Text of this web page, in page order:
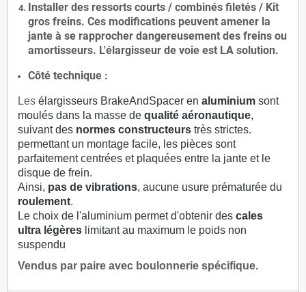
Installer des ressorts courts / combinés filetés / Kit
gros freins. Ces modifications peuvent amener la
jante à se rapprocher dangereusement des freins ou
amortisseurs. L'élargisseur de voie est LA solution.
Côté technique :
Les élargisseurs BrakeAndSpacer en aluminium sont
moulés dans la masse de qualité aéronautique,
suivant des normes constructeurs très strictes.
permettant un montage facile, les pièces sont
parfaitement centrées et plaquées entre la jante et le
disque de frein.
Ainsi, pas de vibrations, aucune usure prématurée du
roulement.
Le choix de l'aluminium permet d'obtenir des cales
ultra légères limitant au maximum le poids non
suspendu
Vendus par paire avec boulonnerie spécifique.